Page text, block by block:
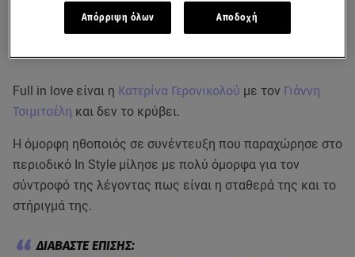
Full in love είναι η Κατερίνα Γερονικολού με τον Γιάννη
Τσιμιτσέλη και δεν το κρύβει.
Η όμορφη ηθοποιός σε συνέντευξη που παραχώρησε στο
περιοδικό In Style μίλησε με πολύ όμορφα για τον
σύντροφό της λέγοντας πως είναι η σταθερά της και το
στήριγμά της.
Απόρριψη όλων Αποδοχή